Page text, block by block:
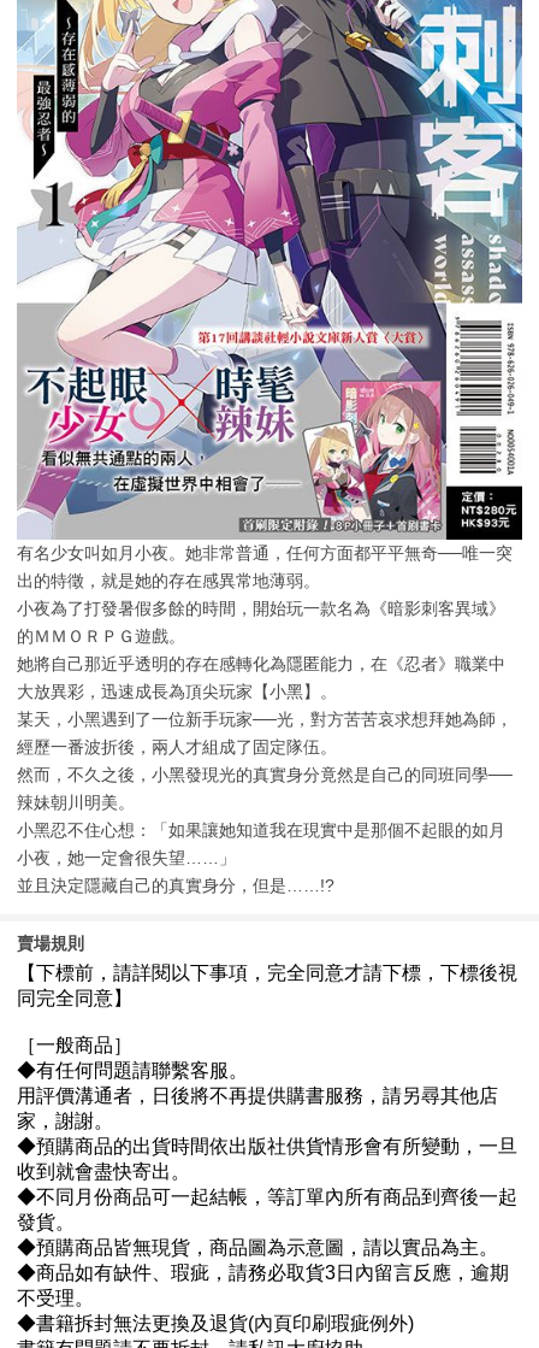
有名少女叫如月小夜。她非常普通，任何方面都平平無奇──唯一突
出的特徵，就是她的存在感異常地薄弱。
小夜為了打發暑假多餘的時間，開始玩一款名為《暗影刺客異域》
的ＭＭＯＲＰＧ遊戲。
她將自己那近乎透明的存在感轉化為隱匿能力，在《忍者》職業中
大放異彩，迅速成長為頂尖玩家【小黑】。
某天，小黑遇到了一位新手玩家──光，對方苦苦哀求想拜她為師，
經歷一番波折後，兩人才組成了固定隊伍。
然而，不久之後，小黑發現光的真實身分竟然是自己的同班同學──
辣妹朝川明美。
小黑忍不住心想：「如果讓她知道我在現實中是那個不起眼的如月
小夜，她一定會很失望……」
並且決定隱藏自己的真實身分，但是……!?
賣場規則